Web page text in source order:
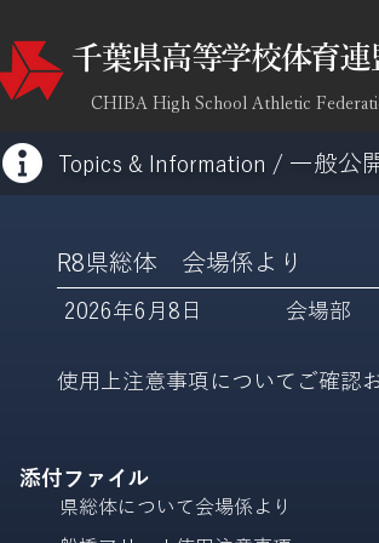
千葉県高等学校体育
CHIBA High School Athletic
Topics & Information / 一般公
R8県総体 会場係より
2026年6月8日 会場部
使用上注意事項についてご確認
添付ファイル
県総体について会場係より